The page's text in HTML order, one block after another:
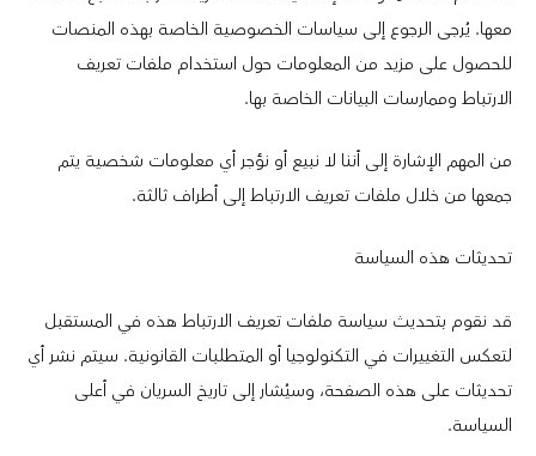
معها. يُرجى الرجوع إلى سياسات الخصوصية الخاصة بهذه المنصات
للحصول على مزيد من المعلومات حول استخدام ملفات تعريف
الارتباط وممارسات البيانات الخاصة بها.
من المهم الإشارة إلى أننا لا نبيع أو نؤجر أي معلومات شخصية يتم
جمعها من خلال ملفات تعريف الارتباط إلى أطراف ثالثة.
تحديثات هذه السياسة
قد نقوم بتحديث سياسة ملفات تعريف الارتباط هذه في المستقبل
لتعكس التغييرات في التكنولوجيا أو المتطلبات القانونية. سيتم نشر أي
تحديثات على هذه الصفحة، وسيُشار إلى تاريخ السريان في أعلى
السياسة.